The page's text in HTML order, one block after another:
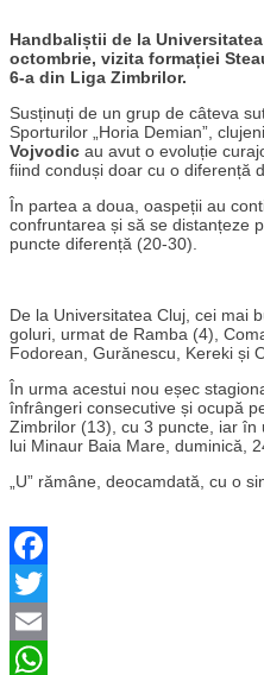
Handbaliștii de la
octombrie, vizita formației
6-a din Liga Zimbrilor.
Susținuți de un grup de câteva
Sporturilor „Horia Demian”,
Vojvodic au avut o evoluție
fiind conduși doar cu o diferență
În partea a doua, oaspeții au
confruntarea și să se distanțeze
puncte diferență (20-30).
De la Universitatea Cluj, cei mai
goluri, urmat de Ramba (4),
Fodorean, Gurănescu, Kereki și
În urma acestui nou eșec
înfrângeri consecutive și ocupă
Zimbrilor (13), cu 3 puncte, iar
lui Minaur Baia Mare, duminică,
„U” rămâne, deocamdată, cu o
Facebook
Twitter
Email